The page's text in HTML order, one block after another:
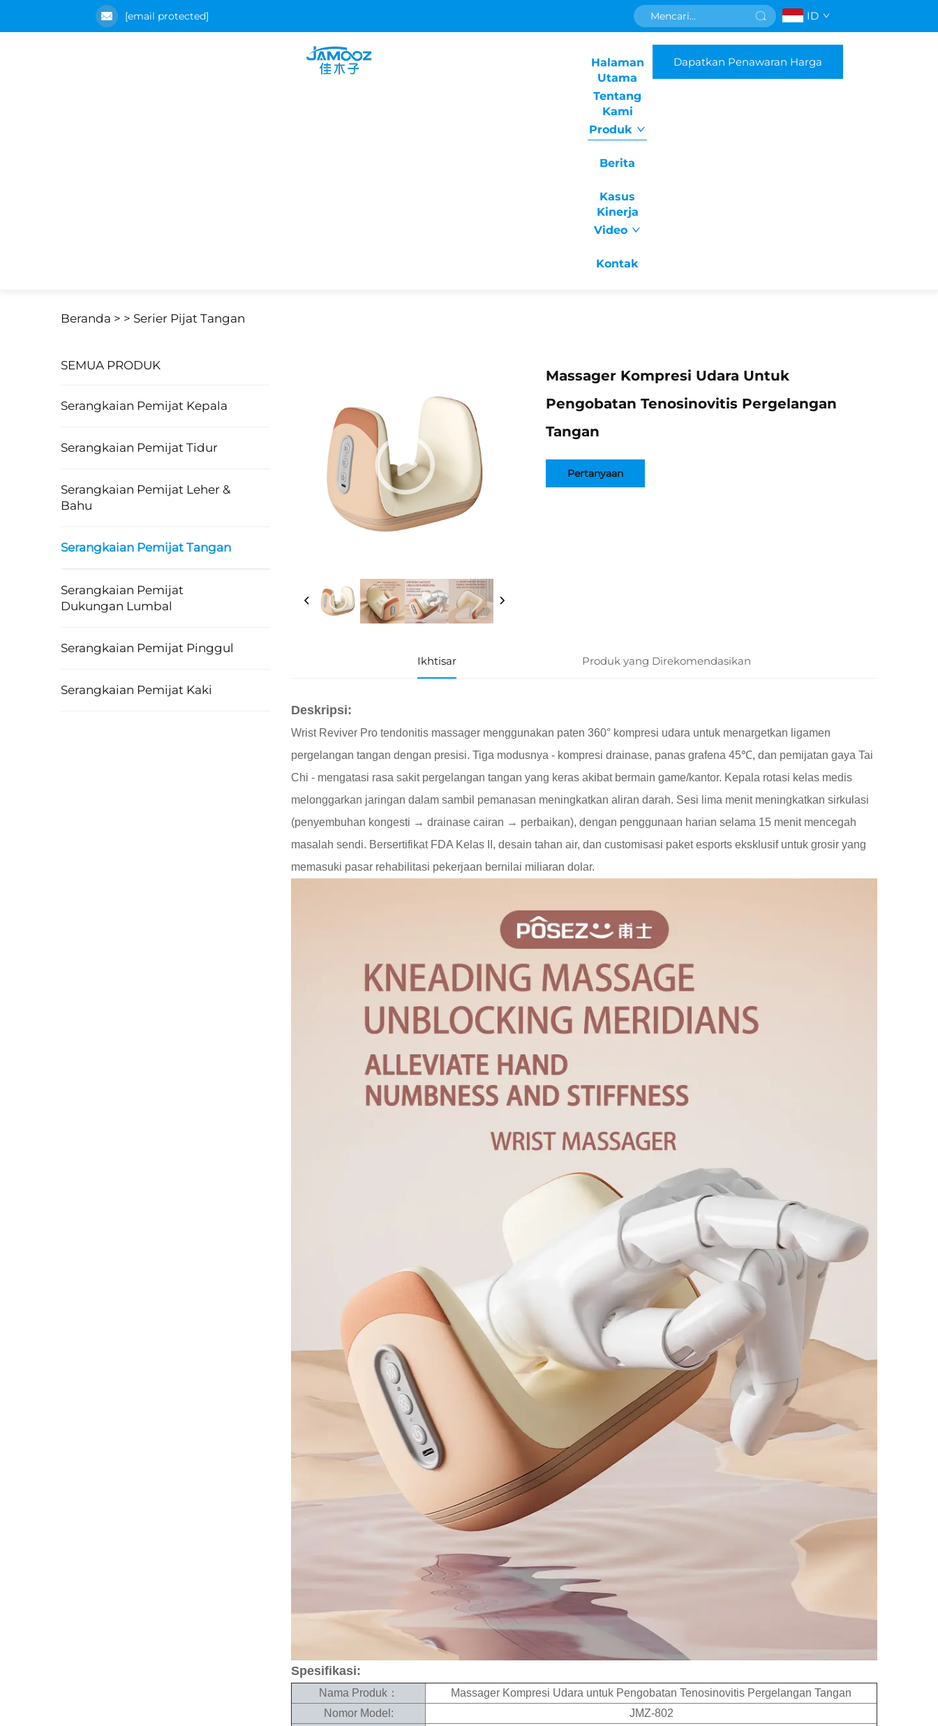
[email protected] ID
Halaman
Utama
Tentang
Kami
Produk
Berita
Kasus
Kinerja
Video
Kontak
Dapatkan Penawaran Harga
Beranda > > Serier Pijat Tangan
SEMUA PRODUK
Serangkaian Pemijat Kepala
Serangkaian Pemijat Tidur
Serangkaian Pemijat Leher &
Bahu
Serangkaian Pemijat Tangan
Serangkaian Pemijat
Dukungan Lumbal
Serangkaian Pemijat Pinggul
Serangkaian Pemijat Kaki
Massager Kompresi Udara Untuk
Pengobatan Tenosinovitis Pergelangan
Tangan
Pertanyaan
Ikhtisar Produk yang Direkomendasikan
Deskripsi:
Wrist Reviver Pro tendonitis massager menggunakan paten 360° kompresi udara untuk menargetkan ligamen
pergelangan tangan dengan presisi. Tiga modusnya - kompresi drainase, panas grafena 45℃, dan pemijatan gaya Tai
Chi - mengatasi rasa sakit pergelangan tangan yang keras akibat bermain game/kantor. Kepala rotasi kelas medis
melonggarkan jaringan dalam sambil pemanasan meningkatkan aliran darah. Sesi lima menit meningkatkan sirkulasi
(penyembuhan kongesti → drainase cairan → perbaikan), dengan penggunaan harian selama 15 menit mencegah
masalah sendi. Bersertifikat FDA Kelas II, desain tahan air, dan customisasi paket esports eksklusif untuk grosir yang
memasuki pasar rehabilitasi pekerjaan bernilai miliaran dolar.
Spesifikasi:
Nama Produk：
Massager Kompresi Udara untuk Pengobatan Tenosinovitis Pergelangan Tangan
Nomor Model:
JMZ-802